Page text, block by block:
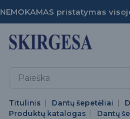
NEMOKAMAS pristatymas
Titulinis Dantų šepetėliai
Produktų katalogas
Dantų